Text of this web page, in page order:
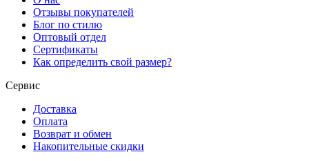
Отзывы покупателей
Блог по стилю
Оптовый отдел
Сертификаты
Как определить свой размер?
Сервис
Доставка
Оплата
Возврат и обмен
Накопительные скидки